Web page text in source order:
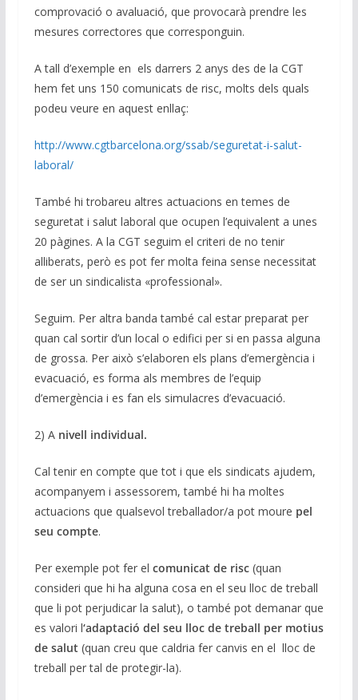
comprovació o avaluació, que provocarà prendre les
mesures correctores que corresponguin.
A tall d’exemple en els darrers 2 anys des de la CGT
hem fet uns 150 comunicats de risc, molts dels quals
podeu veure en aquest enllaç:
http://www.cgtbarcelona.org/ssab/seguretat-i-salut-
laboral/
També hi trobareu altres actuacions en temes de
seguretat i salut laboral que ocupen l’equivalent a unes
20 pàgines. A la CGT seguim el criteri de no tenir
alliberats, però es pot fer molta feina sense necessitat
de ser un sindicalista «professional».
Seguim. Per altra banda també cal estar preparat per
quan cal sortir d’un local o edifici per si en passa alguna
de grossa. Per això s’elaboren els plans d’emergència i
evacuació, es forma als membres de l’equip
d’emergència i es fan els simulacres d’evacuació.
2) A nivell individual.
Cal tenir en compte que tot i que els sindicats ajudem,
acompanyem i assessorem, també hi ha moltes
actuacions que qualsevol treballador/a pot moure pel
seu compte.
Per exemple pot fer el comunicat de risc(quan
consideri que hi ha alguna cosa en el seu lloc de treball
que li pot perjudicar la salut), o també pot demanar que
es valori l‘adaptació del seu lloc de treball per motius
de salut (quan creu que caldria fer canvis en el lloc de
treball per tal de protegir-la).